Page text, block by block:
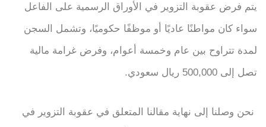
يتم فرض عقوبة التزوير في الأوراق الرسمية على الفاعل
سواء كان مواطنًا عاديًا أو موظفًا حكوميًا، وتشمل السجن
لمدة تتراوح بين عام وخمسة أعوام، وفرض غرامة مالية
تصل إلى 500,000 ريال سعودي.
نحن وصلنا إلى نهاية مقالنا المتعلق في عقوبة التزوير في